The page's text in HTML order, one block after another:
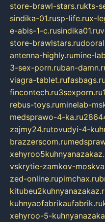
store-brawl-stars.rukts-
sindika-01.rusp-life.rux-
e-abis-1-c.rusindika01.ru
store-brawlstars.ru
antenna-highly.rumine-
3-sex-porn.ruban-
viagra-tablet.rufasbags.ru
fincontech.ru3sexporn.ru
rebus-toys.ruminelab-
medsprawo-4-ka.ru
zajmy24.rutovudyi-4-
brazzerscom.ru
vskrytie-zamkov-
zed-online.rupimchax.ru
kuhnyaofabrikaufabrik.ru
xehyroo-5-